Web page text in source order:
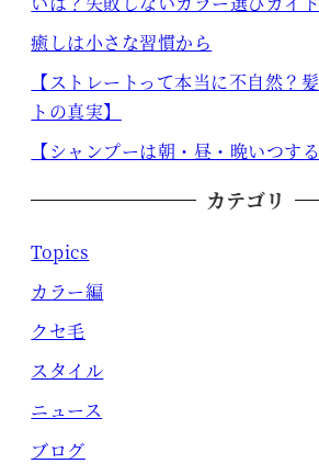
癒しは小さな習慣から
【ストレートって本当に不自然？
トの真実】
【シャンプーは朝・昼・晩いつす
カテゴリ
Topics
カラー編
クセ毛
スタイル
ニュース
ブログ